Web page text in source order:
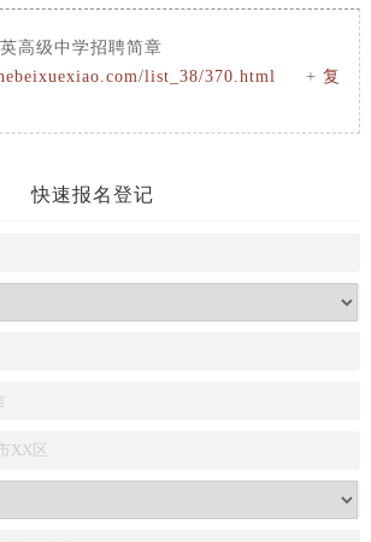
高级中学招聘简章
list_38/370.html + 复
快速报名登记